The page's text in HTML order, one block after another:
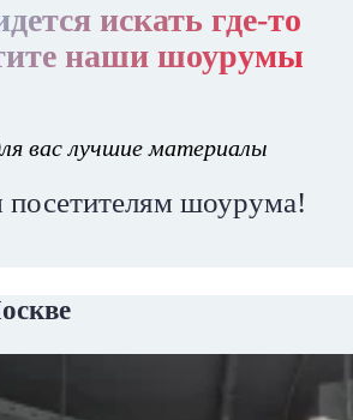
искать где-то
наши шоурумы
вас лучшие материалы
посетителям шоурума!